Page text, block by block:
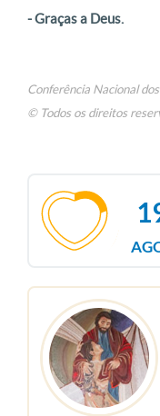
- Graças a Deus.
Conferência Nacional
© Todos os direitos